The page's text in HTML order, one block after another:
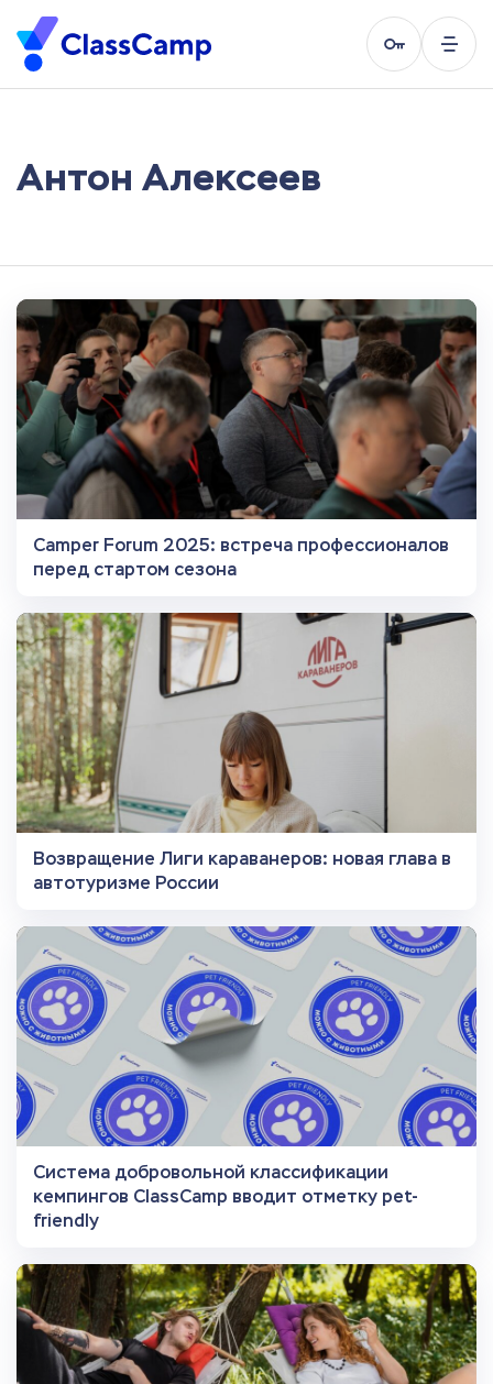
Антон Алексеев
Camper Forum 2025: встреча профессионалов
перед стартом сезона
Возвращение Лиги караванеров: новая глава в
автотуризме России
Система добровольной классификации
кемпингов ClassCamp вводит отметку pet-
friendly